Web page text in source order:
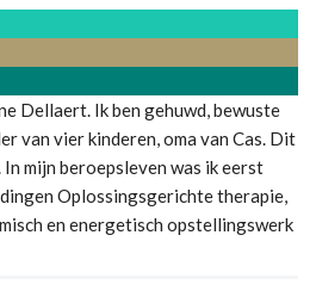
Dellaert. Ik ben gehuwd, bewuste
van vier kinderen, oma van Cas. Dit
mijn beroepsleven was ik eerst
Oplossingsgerichte therapie,
en energetisch opstellingswerk
opsteller, verbinder en heler pur